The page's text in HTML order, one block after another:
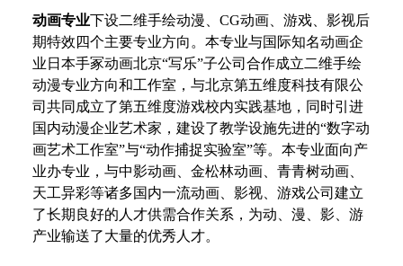
动画专业下设二维手绘动漫、 CG动画、游戏、影视后
期特效四个主要专业方向。本专业与国际知名动画企
业日本手冢动画北京“写乐”子公司合作成立二维手绘
动漫专业方向和工作室，与北京第五维度科技有限公
司共同成立了第五维度游戏校内实践基地，同时引进
国内动漫企业艺术家，建设了教学设施先进的“数字动
画艺术工作室”与“动作捕捉实验室”等。本专业面向产
业办专业，与中影动画、金松林动画、青青树动画、
天工异彩等诸多国内一流动画、影视、游戏公司建立
了长期良好的人才供需合作关系，为动、漫、影、游
产业输送了大量的优秀人才。